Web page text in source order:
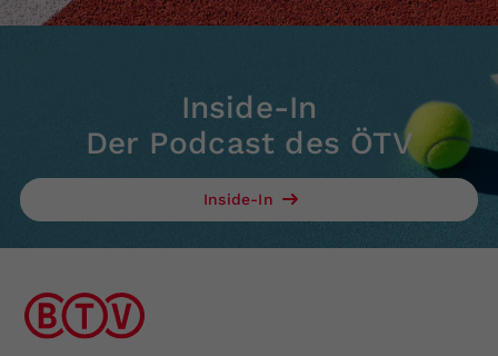
Inside-In
Der Podcast des ÖTV
Inside-In